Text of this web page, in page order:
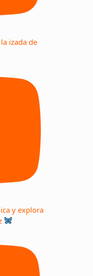
izada de
y explora